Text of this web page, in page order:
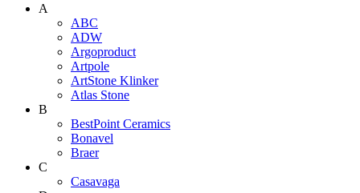
A
ABC
ADW
Argoproduct
Artpole
ArtStone Klinker
Atlas Stone
B
BestPoint Ceramics
Bonavel
Braer
C
Casavaga